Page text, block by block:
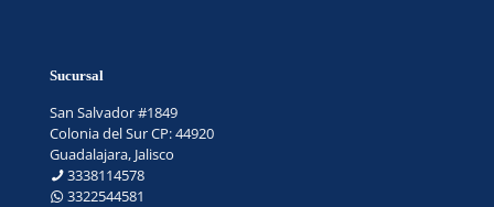
Sucursal
San Salvador #1849
Colonia del Sur CP: 44920
Guadalajara, Jalisco
3338114578
3322544581